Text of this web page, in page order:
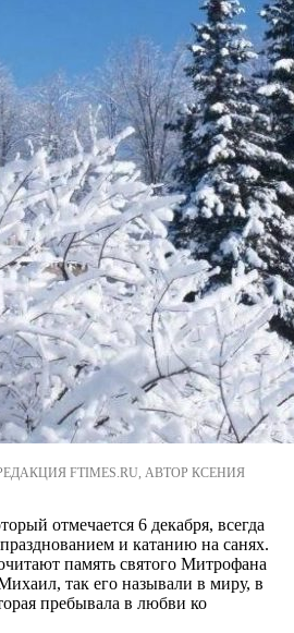
РЕДАКЦИЯ FTIMES.RU, АВТОР КСЕНИЯ
отмечается 6 декабря, всегда
и катанию на санях.
память святого Митрофана
так его называли в миру, в
пребывала в любви ко